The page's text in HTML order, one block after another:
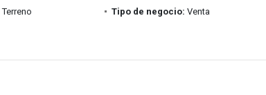
Terreno Tipo de negocio: Venta